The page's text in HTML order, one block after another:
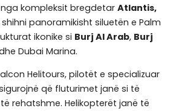
kompleksit bregdetarAtlantis,
panoramikisht siluetën e Palm
ikonike si Burj Al Arab, Burj
Dubai Marina.
Helitours, pilotët e specializuar
që fluturimet janë si të
rehatshme. Helikopterët janë të